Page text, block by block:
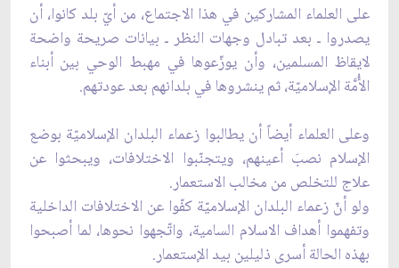
على العلماء المشاركين في هذا الاجتماع، من أيّ بلد كانوا، أن
يصدروا ـ بعد تبادل وجهات النظر ـ بيانات صريحة واضحة
لايقاظ المسلمين، وأن يوزّعوها في مهبط الوحي بين أبناء
الأُمَّة الإسلاميّة، ثم ينشروها في بلدانهم بعد عودتهم.
وعلى العلماء أيضاً أن يطالبوا زعماء البلدان الإسلاميّة بوضع
الإسلام نصبَ أعينهم، ويتجنّبوا الاختلافات، ويبحثوا عن
علاج للتخلص من مخالب الاستعمار.
ولو أنّ زعماء البلدان الإسلاميّة كفّوا عن الاختلافات الداخلية
وتفهموا أهداف الاسلام السامية، واتّجهوا نحوها، لما أصبحوا
بهذه الحالة أسرى ذليلين بيد الإستعمار.